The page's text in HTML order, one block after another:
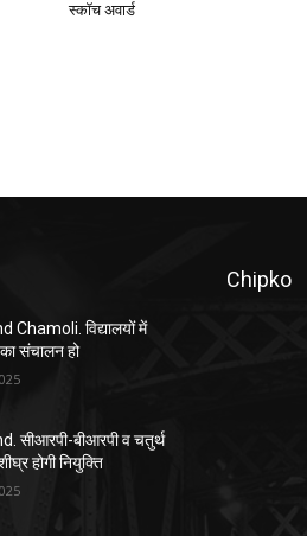
स्कॉच अवार्ड
Chamoli. विद्यालयों में
संचालन हो
सीआरपी-बीआरपी व चतुर्थ
होगी नियुक्ति
Chipko